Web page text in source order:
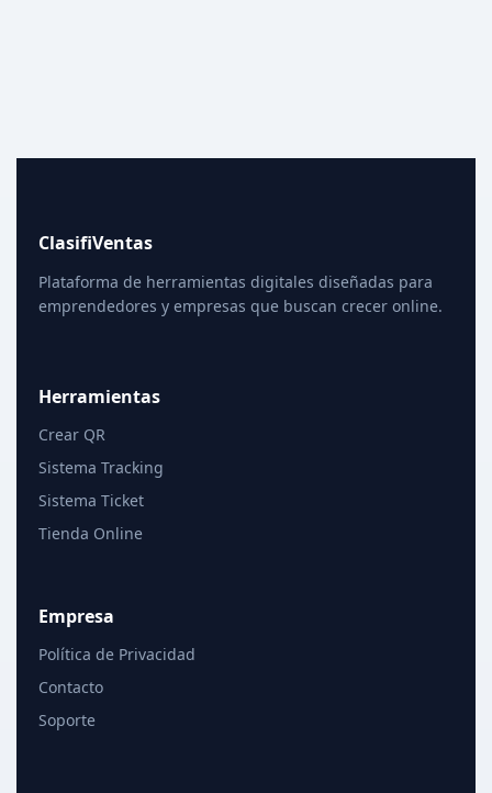
ClasifiVentas
Plataforma de herramientas digitales diseñadas para
emprendedores y empresas que buscan crecer online.
Herramientas
Crear QR
Sistema Tracking
Sistema Ticket
Tienda Online
Empresa
Política de Privacidad
Contacto
Soporte